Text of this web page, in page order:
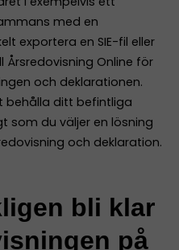
med en
exportera en SIE-fil eller
Online för
och deklarationen.
behålla ditt befintliga
som du väljer en lösning
och deklaration.
bli klar
på